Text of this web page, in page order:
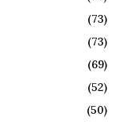
(73)
(73)
(69)
(52)
(50)